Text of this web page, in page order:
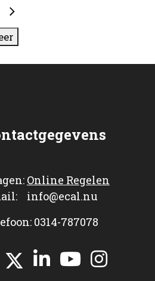
Online Regelen
info@ecal.nu
0314-787078